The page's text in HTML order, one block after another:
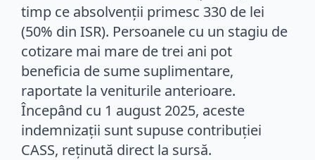
timp ce absolvenții primesc 330 de lei
(50% din ISR). Persoanele cu un stagiu de
cotizare mai mare de trei ani pot
beneficia de sume suplimentare,
raportate la veniturile anterioare.
Începând cu 1 august 2025, aceste
indemnizații sunt supuse contribuției
CASS, reținută direct la sursă.